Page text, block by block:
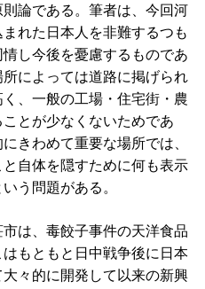
論である。筆者は、今回河
れた日本人を非難するつも
し今後を憂慮するものであ
によっては道路に掲げられ
、一般の工場・住宅街・農
とが少なくないためであ
きわめて重要な場所では、
自体を隠すために何も表示
う問題がある。
は、毒餃子事件の天洋食品
もともと日中戦争後に日本
々的に開発して以来の新興